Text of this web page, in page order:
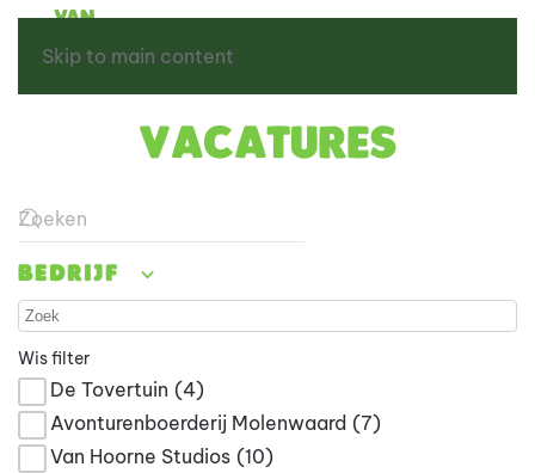
Skip to main content
Vacatures
Bedrijf
Wis filter
De Tovertuin (4)
Avonturenboerderij Molenwaard (7)
Van Hoorne Studios (10)